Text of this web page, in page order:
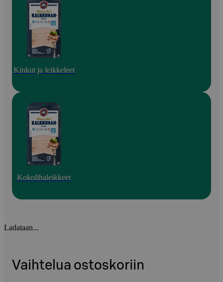
Kinkut ja leikkeleet
Kokolihaleikkeet
Ladataan...
Vaihtelua ostoskoriin